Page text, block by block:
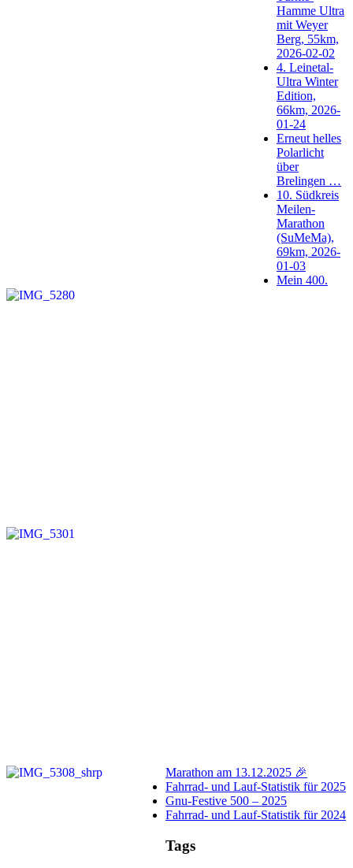
Hamme Ultra
mit Weyer
Berg, 55km,
2026-02-02
4. Leinetal-
Ultra Winter
Edition,
66km, 2026-
01-24
Erneut helles
Polarlicht
über
Brelingen …
10. Südkreis
Meilen-
Marathon
(SuMeMa),
69km, 2026-
01-03
Mein 400.
Marathon am 13.12.2025 🎉
Fahrrad- und Lauf-Statistik für 2025
Gnu-Festive 500 – 2025
Fahrrad- und Lauf-Statistik für 2024
Tags